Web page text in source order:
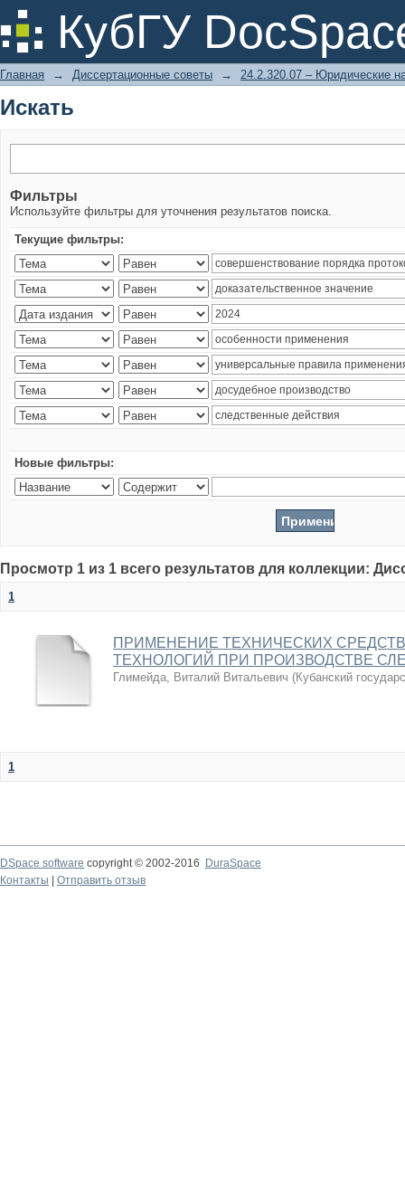
КубГУ
Искать
Главная → Диссертационные советы → 24.2.320.07 – Юридические
Искать
Фильтры
Используйте фильтры для уточнения результатов поиска.
Текущие фильтры:
Новые фильтры:
Просмотр 1 из 1 всего результатов для коллекции:
1
ПРИМЕНЕНИЕ ТЕХНИЧЕСКИХ
ТЕХНОЛОГИЙ ПРИ ПРОИЗВОДСТВЕ
Глимейда, Виталий Витальевич (Кубанский
1
DSpace software copyright © 2002-2016
DuraSpace
Контакты
Отправить отзыв